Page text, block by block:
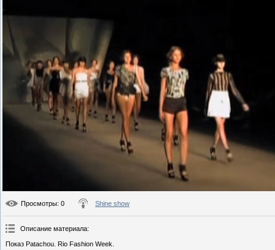
Просмотры: 0 Shine show
Описание материала:
Показ Patachou. Rio Fashion Week.